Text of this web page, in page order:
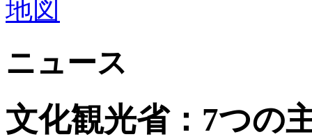
ニュース
文化観光省：7つの